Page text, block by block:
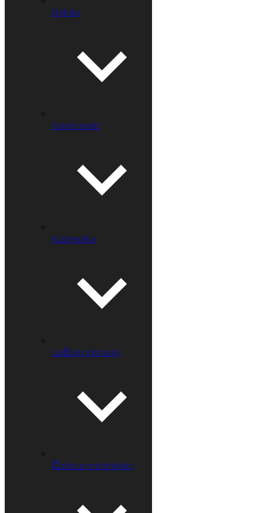
Bylinky
Hand-made
Kozmetika
Liečivé prípravky
Čistiace prostriedky